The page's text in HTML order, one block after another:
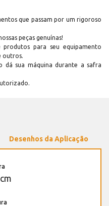
que passam por um rigoroso
peças genuínas!
produtos para seu equipamento
outros.
dá sua máquina durante a safra
Desenhos da Aplicação